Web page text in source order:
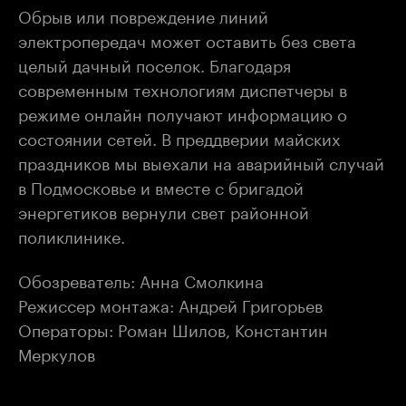
Обрыв или повреждение линий
электропередач может оставить без света
целый дачный поселок. Благодаря
современным технологиям диспетчеры в
режиме онлайн получают информацию о
состоянии сетей. В преддверии майских
праздников мы выехали на аварийный случай
в Подмосковье и вместе с бригадой
энергетиков вернули свет районной
поликлинике.
Обозреватель: Анна Смолкина
Режиссер монтажа: Андрей Григорьев
Операторы: Роман Шилов, Константин
Меркулов